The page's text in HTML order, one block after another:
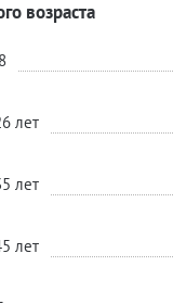
возраста
лет
лет
лет